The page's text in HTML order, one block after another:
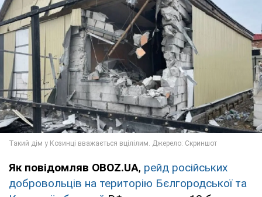
Як повідомляв OBOZ.UA, рейд російських
добровольців на територію Бєлгородської та